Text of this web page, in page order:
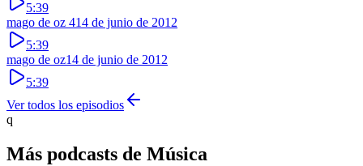
5:39
mago de oz 414 de junio de 2012
5:39
mago de oz14 de junio de 2012
5:39
Ver todos los episodios
q
Más podcasts de Música